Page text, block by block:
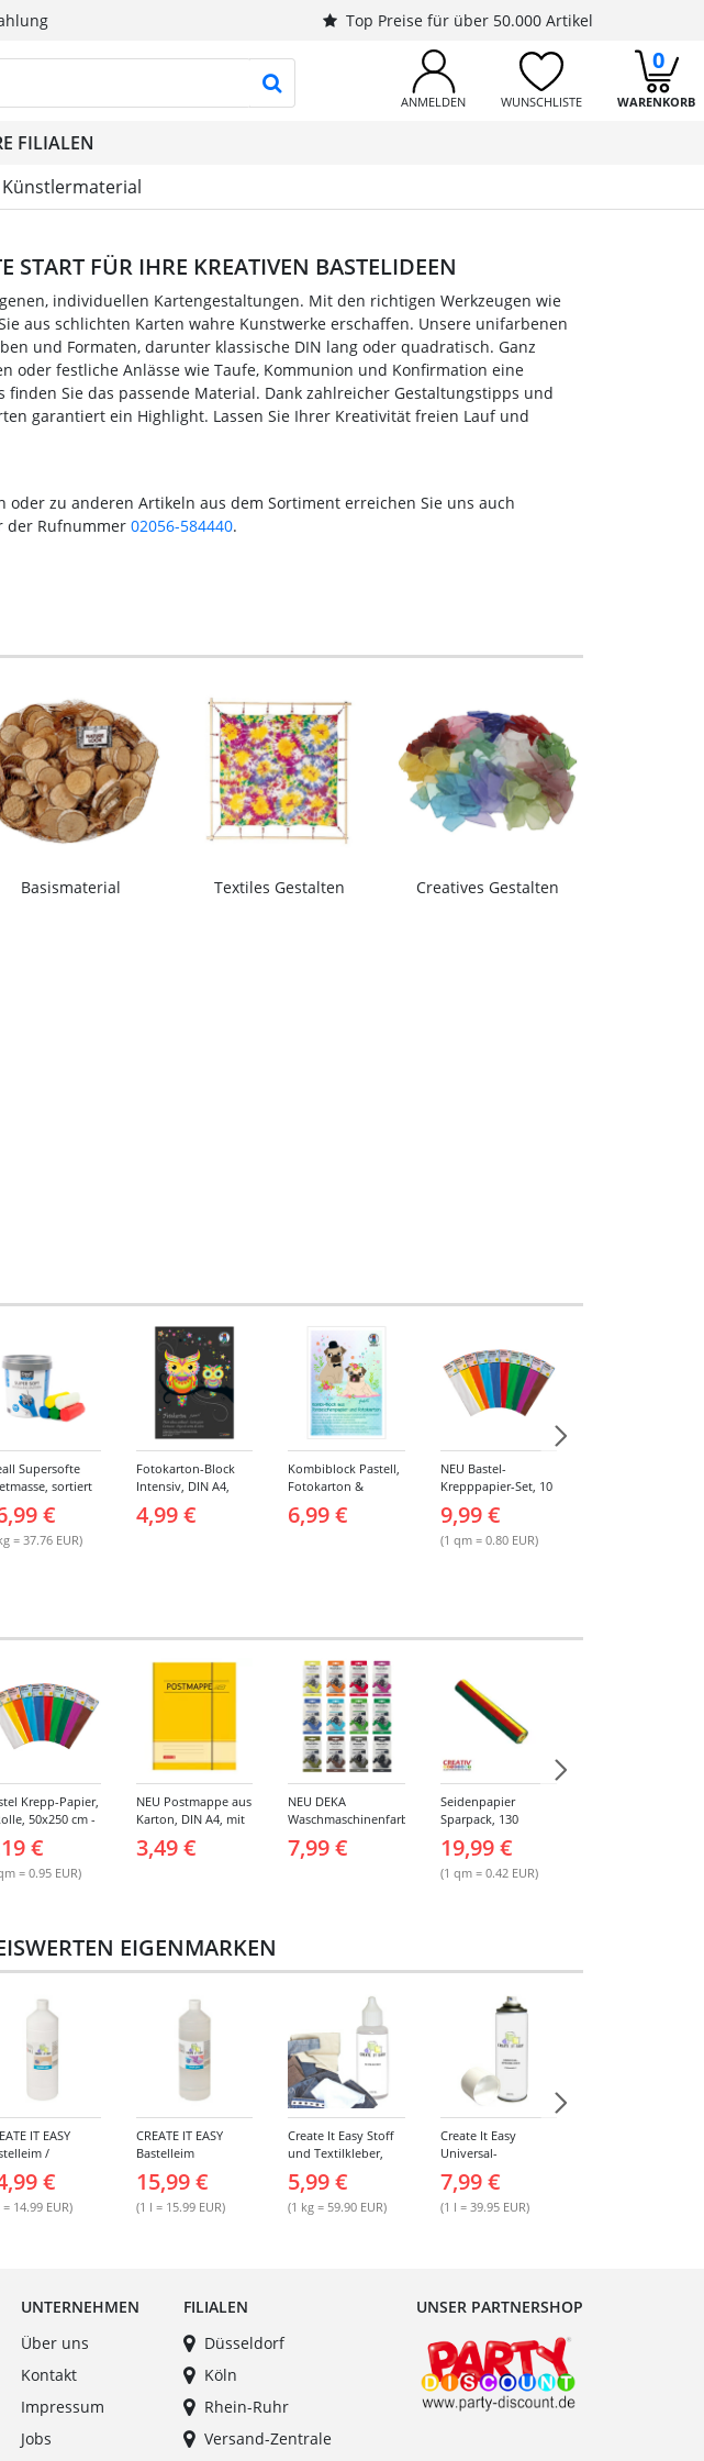
Top Preise für über 50.000 Artikel
ANMELDEN WUNSCHLISTE WARENKORB
0
PRODUKTSUCHE STARTEN
FILIALEN
Künstlermaterial
START FÜR IHRE KREATIVEN BASTELIDEEN
individuellen Kartengestaltungen. Mit den richtigen Werkzeugen wie
aus schlichten Karten wahre Kunstwerke erschaffen. Unsere unifarbenen
und Formaten, darunter klassische DIN lang oder quadratisch. Ganz
oder festliche Anlässe wie Taufe, Kommunion und Konfirmation eine
Sie das passende Material. Dank zahlreicher Gestaltungstipps und
garantiert ein Highlight. Lassen Sie Ihrer Kreativität freien Lauf und
oder zu anderen Artikeln aus dem Sortiment erreichen Sie uns auch
der Rufnummer 02056-584440.
Basismaterial Textiles Gestalten Creatives Gestalten
Supersofte
sortiert
€
= 37.76 EUR)
Fotokarton-Block
Intensiv, DIN A4,
10 sortierte Farben
4,99 €
Kombiblock Pastell,
Fotokarton &
10 + 10 Blatt, 23 x 33
6,99 €
NEU Bastel-
Krepppapier-Set, 10
50x250cm
9,99 €
(1 qm = 0.80 EUR)
Krepp-Papier,
50x250 cm -
€
= 0.95 EUR)
NEU Postmappe aus
Karton, DIN A4, mit
Gummizug
3,49 €
NEU DEKA
Waschmaschinenfarbe
Wash & Go für 500g
Stoff - Verschiedene
7,99 €
Seidenpapier
Sparpack, 130
Bogen sortiert
19,99 €
(1 qm = 0.42 EUR)
EIGENMARKEN
IT EASY
/
ml
€
14.99 EUR)
CREATE IT EASY
Bastelleim
Lösungsmittel, 1000
ml
15,99 €
(1 l = 15.99 EUR)
Create It Easy Stoff
und Textilkleber,
Kunststoffflasche
mit Maldüse
5,99 €
(1 kg = 59.90 EUR)
Create It Easy
Universal-
(permanent)
7,99 €
(1 l = 39.95 EUR)
UNTERNEHMEN
Über uns
Kontakt
Impressum
Jobs
FILIALEN
Düsseldorf
Köln
Rhein-Ruhr
Versand-Zentrale
UNSER PARTNERSHOP